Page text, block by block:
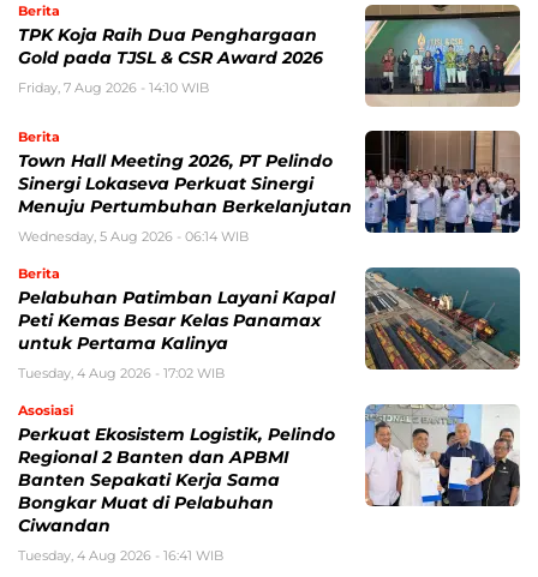
Berita
TPK Koja Raih Dua Penghargaan
Gold pada TJSL & CSR Award 2026
Friday, 7 Aug 2026 - 14:10 WIB
Berita
Town Hall Meeting 2026, PT Pelindo
Sinergi Lokaseva Perkuat Sinergi
Menuju Pertumbuhan Berkelanjutan
Wednesday, 5 Aug 2026 - 06:14 WIB
Berita
Pelabuhan Patimban Layani Kapal
Peti Kemas Besar Kelas Panamax
untuk Pertama Kalinya
Tuesday, 4 Aug 2026 - 17:02 WIB
Asosiasi
Perkuat Ekosistem Logistik, Pelindo
Regional 2 Banten dan APBMI
Banten Sepakati Kerja Sama
Bongkar Muat di Pelabuhan
Ciwandan
Tuesday, 4 Aug 2026 - 16:41 WIB